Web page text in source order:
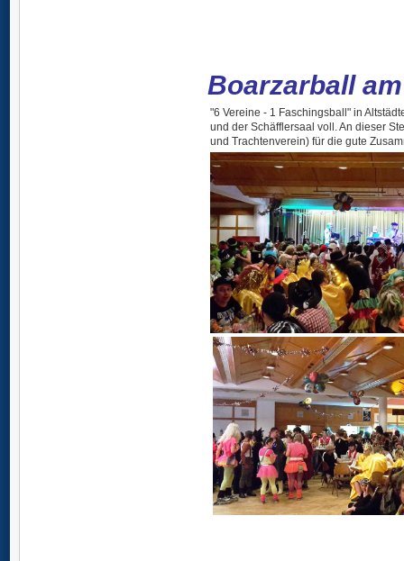
Boarzarball
"6 Vereine - 1 Faschingsball" in
und der Schäfflersaal voll. An dieser
und Trachtenverein) für die gute